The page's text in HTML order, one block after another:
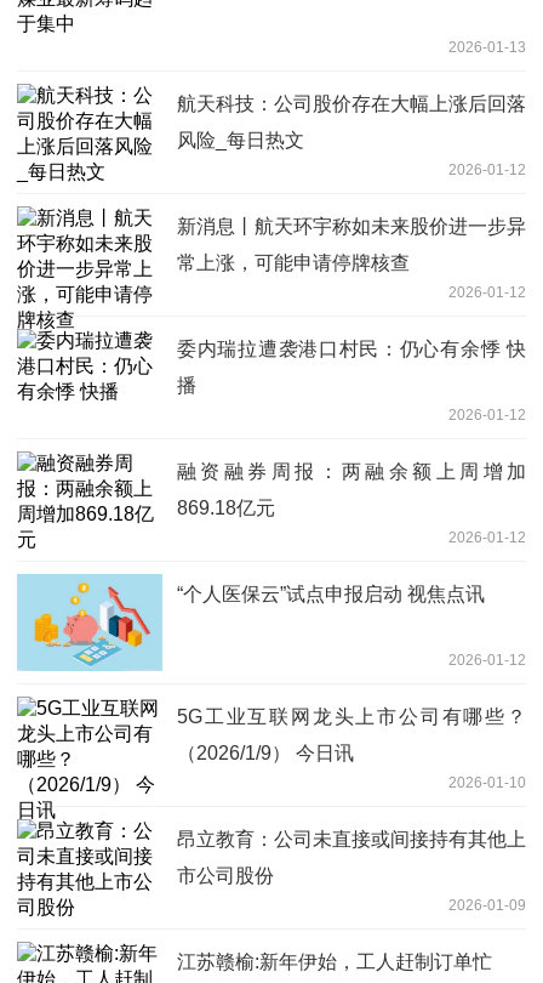
2026-01-13
航天科技：公司股价存在大幅上涨后回落
风险_每日热文
2026-01-12
新消息丨航天环宇称如未来股价进一步异
常上涨，可能申请停牌核查
2026-01-12
委内瑞拉遭袭港口村民：仍心有余悸 快
播
2026-01-12
融资融券周报：两融余额上周增加
869.18亿元
2026-01-12
“个人医保云”试点申报启动 视焦点讯
2026-01-12
5G工业互联网龙头上市公司有哪些？
（2026/1/9） 今日讯
2026-01-10
昂立教育：公司未直接或间接持有其他上
市公司股份
2026-01-09
江苏赣榆:新年伊始，工人赶制订单忙